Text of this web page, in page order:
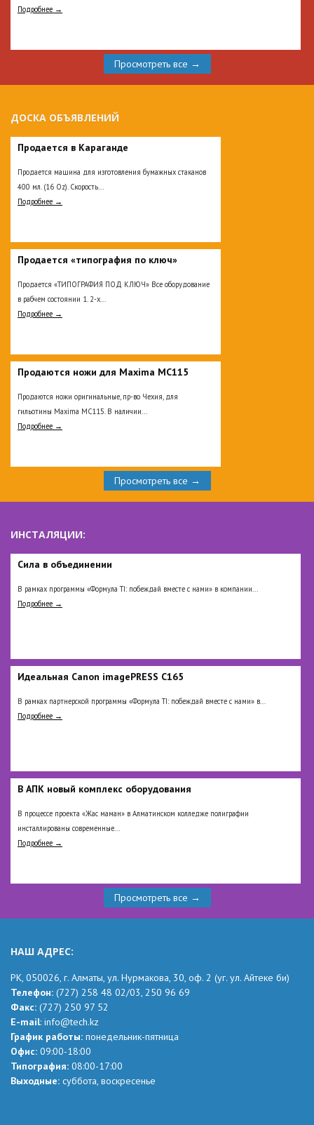
Подробнее →
Просмотреть все →
ДОСКА ОБЪЯВЛЕНИЙ
Продается в Караганде
Продается машина для изготовления бумажных стаканов
400 мл. (16 Oz). Скорость...
Подробнее →
Продается «типография по ключ»
Продается «ТИПОГРАФИЯ ПОД КЛЮЧ» Все оборудование
в рабчем состоянии 1. 2-х...
Подробнее →
Продаются ножи для Maxima MC115
Продаются ножи оригинальные, пр-во Чехия, для
гильотины Maxima MC115. В наличии...
Подробнее →
Просмотреть все →
ИНСТАЛЯЦИИ:
Сила в объединении
В рамках программы «Формула TI: побеждай вместе с нами» в компании...
Подробнее →
Идеальная Сanon imagePRESS C165
В рамках партнерской программы «Формула TI: побеждай вместе с нами» в...
Подробнее →
В АПК новый комплекс оборудования
В процессе проекта «Жас маман» в Алматинском колледже полиграфии
инсталлированы современные...
Подробнее →
Просмотреть все →
НАШ АДРЕС:
РК, 050026, г. Алматы, ул. Нурмакова, 30, оф. 2 (уг. ул. Айтеке би)
Телефон: (727) 258 48 02/03, 250 96 69
Факс: (727) 250 97 52
Е-mail: info@tech.kz
График работы: понедельник-пятница
Офис: 09:00-18:00
Типография: 08:00-17:00
Выходные: суббота, воскресенье